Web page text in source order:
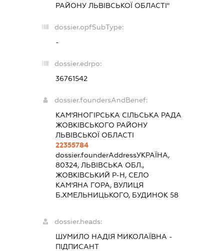
РАЙОНУ ЛЬВІВСЬКОЇ ОБЛАСТІ"
dossier.opfSubType:
-
dossier.edrpo:
36761542
dossier.foundersAndBenef:
КАМ'ЯНОГІРСЬКА СІЛЬСЬКА РАДА
ЖОВКІВСЬКОГО РАЙОНУ
ЛЬВІВСЬКОЇ ОБЛАСТІ
22355784
dossier.founderAddressУКРАЇНА,
80324, ЛЬВІВСЬКА ОБЛ.,
ЖОВКІВСЬКИЙ Р-Н, СЕЛО
КАМ'ЯНА ГОРА, ВУЛИЦЯ
Б.ХМЕЛЬНИЦЬКОГО, БУДИНОК 58
dossier.heads:
ШУМИЛО НАДІЯ МИКОЛАЇВНА -
ПІДПИСАНТ